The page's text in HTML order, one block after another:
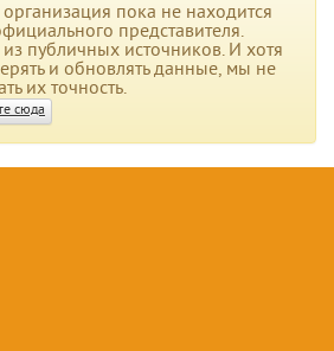
пока не находится
представителя.
публичных источников. И хотя
и обновлять данные, мы не
их точность.
сюда